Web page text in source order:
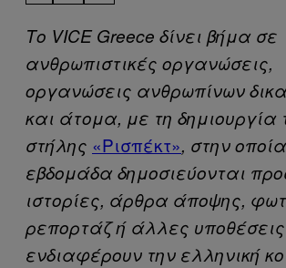
Το VICE Greece δίνει βήμα σε
ανθρωπιστικές οργανώσεις,
οργανώσεις ανθρωπίνων
και άτομα, με τη δημιουργία
στήλης «Ρισπέκτ», στην
εβδομάδα δημοσιεύονται
ιστορίες, άρθρα άποψης,
ρεπορτάζ ή άλλες
ενδιαφέρουν την ελληνική